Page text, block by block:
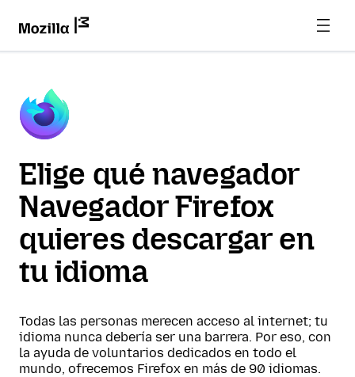
Elige qué navegador
Navegador Firefox
quieres descargar en
tu idioma
Todas las personas merecen acceso al internet; tu
idioma nunca debería ser una barrera. Por eso, con
la ayuda de voluntarios dedicados en todo el
mundo, ofrecemos Firefox en más de 90 idiomas.